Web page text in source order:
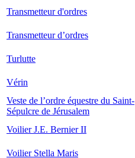
Transmetteur d'ordres
Transmetteur d’ordres
Turlutte
Vérin
Veste de l’ordre équestre du Saint-
Sépulcre de Jérusalem
Voilier J.E. Bernier II
Voilier Stella Maris